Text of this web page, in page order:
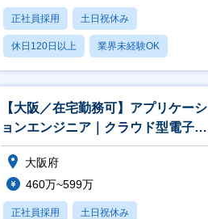
正社員採用 土日祝休み
休日120日以上 業界未経験OK
産休・育休あり
【大阪／在宅勤務可】アプリケーシ
ョンエンジニア｜クラウド型電子カ
ルテ付属プログラム開発
大阪府
460万~599万
正社員採用 土日祝休み